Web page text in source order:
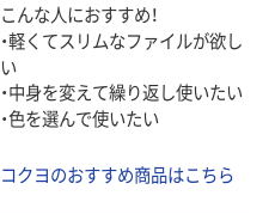
こんな人におすすめ！
・軽くてスリムなファイルが欲し
い
・中身を変えて繰り返し使いたい
・色を選んで使いたい
コクヨのおすすめ商品はこちら